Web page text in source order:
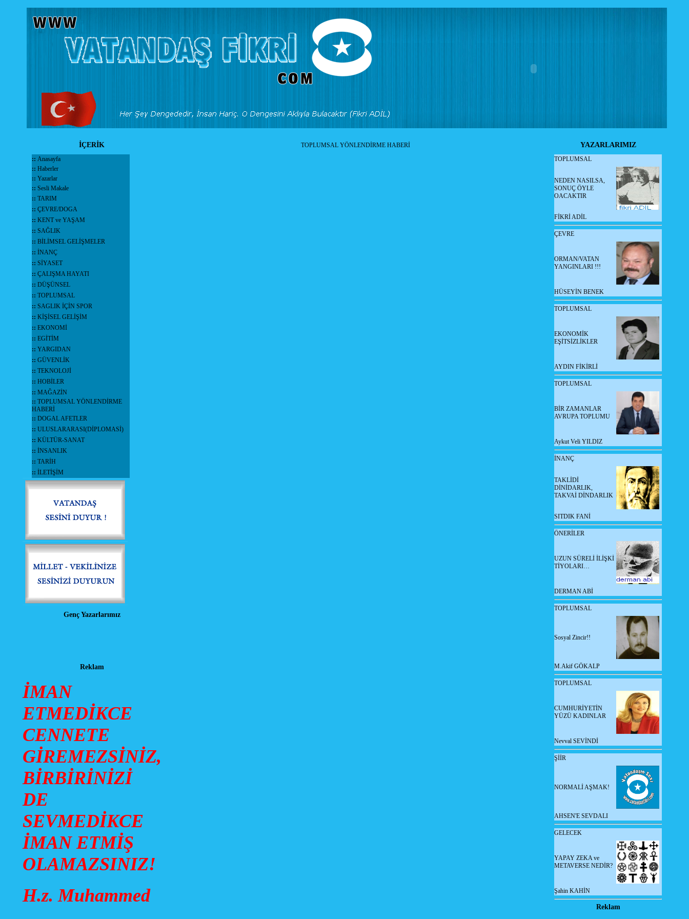
İÇERİK TOPLUMSAL YÖNLENDİRME HABERİ YAZARLARIMIZ
:: Anasayfa
:: Haberler
:: Yazarlar
:: Sesli Makale
:: TARIM
:: ÇEVRE/DOGA
:: KENT ve YAŞAM
:: SAĞLIK
:: BİLİMSEL GELİŞMELER
:: İNANÇ
:: SİYASET
:: ÇALIŞMA HAYATI
:: DÜŞÜNSEL
:: TOPLUMSAL
:: SAGLIK İÇİN SPOR
:: KİŞİSEL GELİŞİM
:: EKONOMİ
:: EGİTİM
:: YARGIDAN
:: GÜVENLİK
:: TEKNOLOJİ
:: HOBİLER
:: MAĞAZİN
:: TOPLUMSAL YÖNLENDİRME
HABERİ
:: DOGAL AFETLER
:: ULUSLARARASI(DİPLOMASİ)
:: KÜLTÜR-SANAT
:: İNSANLIK
:: TARİH
:: İLETİŞİM
Genç Yazarlarımız
Reklam
İMAN
ETMEDİKCE
CENNETE
GİREMEZSİNİZ,
BİRBİRİNİZİ
DE
SEVMEDİKCE
İMAN ETMİŞ
OLAMAZSINIZ!
H.z. Muhammed
TOPLUMSAL
NEDEN NASILSA,
SONUÇ ÖYLE
OACAKTIR
FİKRİ ADİL
ÇEVRE
ORMAN/VATAN
YANGINLARI !!!
HÜSEYİN BENEK
TOPLUMSAL
EKONOMİK
EŞİTSİZLİKLER
AYDIN FİKİRLİ
TOPLUMSAL
BİR ZAMANLAR
AVRUPA TOPLUMU
Aykut Veli YILDIZ
İNANÇ
TAKLİDİ
DİNİDARLIK,
TAKVAİ DİNDARLIK
SITDIK FANİ
ÖNERİLER
UZUN SÜRELİ İLİŞKİ
TİYOLARI…
DERMAN ABİ
TOPLUMSAL
Sosyal Zincir!!
M.Akif GÖKALP
TOPLUMSAL
CUMHURİYETİN
YÜZÜ KADINLAR
Nevval SEVİNDİ
ŞİİR
NORMALİ AŞMAK!
AHSEN'E SEVDALI
GELECEK
YAPAY ZEKA ve
METAVERSE NEDİR?
Şahin KAHİN
Reklam